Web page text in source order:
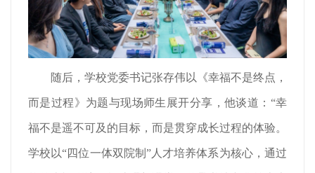
随后，学校党委书记张存伟以《幸福不是终点，
而是过程》为题与现场师生展开分享，他谈道：“幸
福不是遥不可及的目标，而是贯穿成长过程的体验。
学校以“四位一体双院制”人才培养体系为核心，通过